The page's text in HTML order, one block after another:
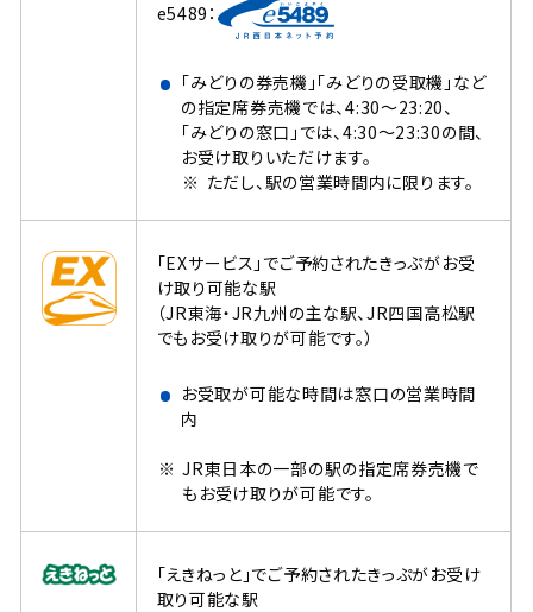
e5489：
「みどりの券売機」「みどりの受取機」など
の指定席券売機では、4:30～23:20、
「みどりの窓口」では、4:30～23:30の間、
お受け取りいただけます。
ただし、駅の営業時間内に限ります。
「EXサービス」でご予約されたきっぷがお受
け取り可能な駅
（JR東海・JR九州の主な駅、JR四国高松駅
でもお受け取りが可能です。）
お受取が可能な時間は窓口の営業時間
内
JR東日本の一部の駅の指定席券売機で
もお受け取りが可能です。
「えきねっと」でご予約されたきっぷがお受け
取り可能な駅